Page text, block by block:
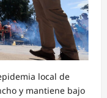
local de
y mantiene bajo